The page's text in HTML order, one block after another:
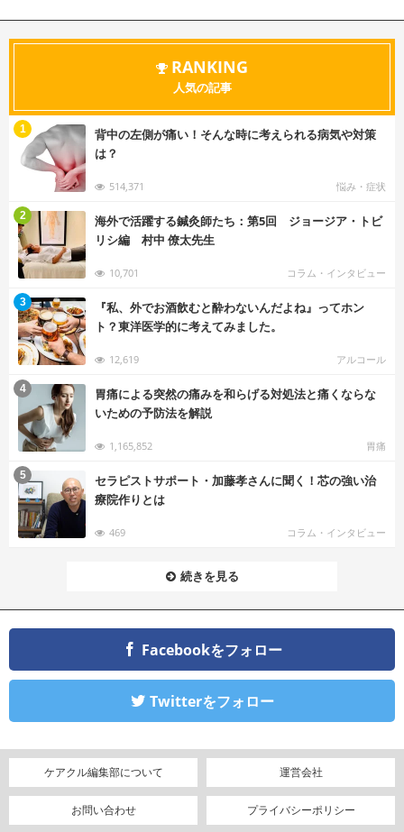
RANKING
人気の記事
背中の左側が痛い！そんな時に考えられる病気や対策
は？
514,371 悩み・症状
1
海外で活躍する鍼灸師たち：第5回 ジョージア・トビ
リシ編 村中 僚太先生
10,701 コラム・インタビュー
2
『私、外でお酒飲むと酔わないんだよね』ってホン
ト？東洋医学的に考えてみました。
12,619 アルコール
3
胃痛による突然の痛みを和らげる対処法と痛くならな
いための予防法を解説
1,165,852 胃痛
4
セラピストサポート・加藤孝さんに聞く！芯の強い治
療院作りとは
469 コラム・インタビュー
5
続きを見る
Facebookをフォロー
Twitterをフォロー
ケアクル編集部について 運営会社
お問い合わせ プライバシーポリシー